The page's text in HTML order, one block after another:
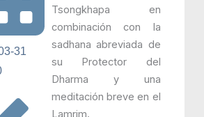
31
Tsongkhapa en
combinación con la
sadhana abreviada de
su Protector del
Dharma y una
meditación breve en el
Lamrim.